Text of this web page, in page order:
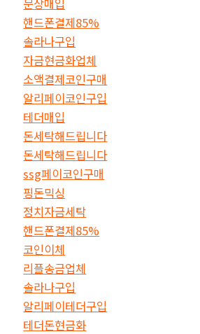
문상매입
핸드폰결제85%
솔라나구입
자금현금화업체
소액결제코인구매
알리페이코인구입
테더매입
돈세탁해드립니다
돈세탁해드립니다
ssg페이코인구매
핑돈믹싱
정치자금세탁
핸드폰결제85%
코인이체
리플송금업체
솔라나구입
알리페이테더구입
테더돈현금화